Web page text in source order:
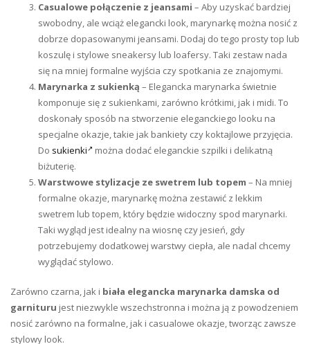
Casualowe połączenie z jeansami – Aby uzyskać bardziej
swobodny, ale wciąż elegancki look, marynarkę można nosić z
dobrze dopasowanymi jeansami. Dodaj do tego prosty top lub
koszulę i stylowe sneakersy lub loafersy. Taki zestaw nada
się na mniej formalne wyjścia czy spotkania ze znajomymi.
Marynarka z sukienką – Elegancka marynarka świetnie
komponuje się z sukienkami, zarówno krótkimi, jak i midi. To
doskonały sposób na stworzenie eleganckiego looku na
specjalne okazje, takie jak bankiety czy koktajlowe przyjęcia.
Do sukienki
można dodać eleganckie szpilki i delikatną
biżuterię.
Warstwowe stylizacje ze swetrem lub topem – Na mniej
formalne okazje, marynarkę można zestawić z lekkim
swetrem lub topem, który będzie widoczny spod marynarki.
Taki wygląd jest idealny na wiosnę czy jesień, gdy
potrzebujemy dodatkowej warstwy ciepła, ale nadal chcemy
wyglądać stylowo.
Zarówno czarna, jak i biała elegancka marynarka damska od
garnituru jest niezwykle wszechstronna i można ją z powodzeniem
nosić zarówno na formalne, jak i casualowe okazje, tworząc zawsze
stylowy look.